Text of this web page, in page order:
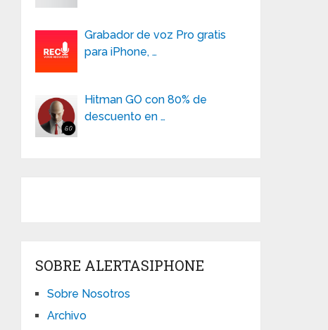
Grabador de voz Pro gratis
para iPhone, …
Hitman GO con 80% de
descuento en …
SOBRE ALERTASIPHONE
Sobre Nosotros
Archivo